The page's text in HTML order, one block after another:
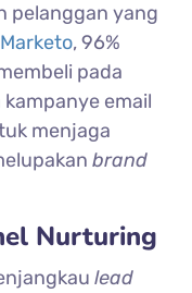
pelanggan yang
Marketo, 96%
pada
email
menjaga
brand
Nurturing
lead